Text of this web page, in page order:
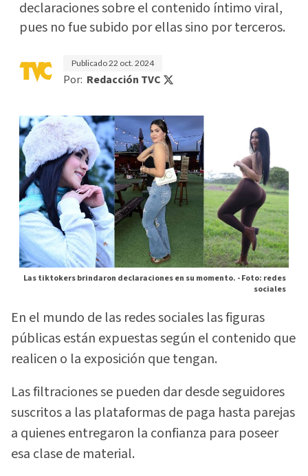
declaraciones sobre el contenido íntimo viral,
pues no fue subido por ellas sino por terceros.
Publicado22 oct. 2024
Por: Redacción TVC
Las tiktokers brindaron declaraciones en su momento. -Foto: redes
sociales
En el mundo de las redes sociales las figuras
públicas están expuestas según el contenido que
realicen o la exposición que tengan.
Las filtraciones se pueden dar desde seguidores
suscritos a las plataformas de paga hasta parejas
a quienes entregaron la confianza para poseer
esa clase de material.